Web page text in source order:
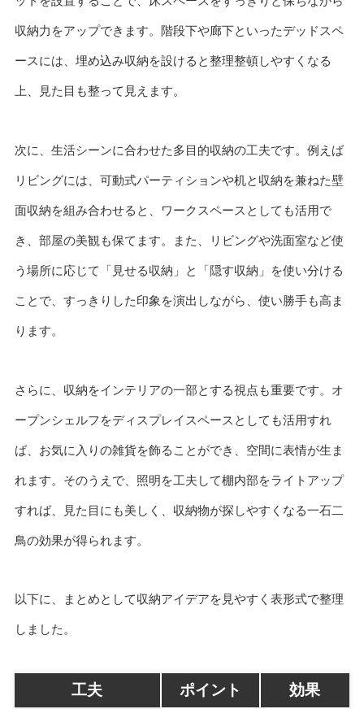
収納力をアップできます。階段下や廊下といったデッドスペ
ースには、埋め込み収納を設けると整理整頓しやすくなる
上、見た目も整って見えます。
次に、生活シーンに合わせた多目的収納の工夫です。例えば
リビングには、可動式パーティションや机と収納を兼ねた壁
面収納を組み合わせると、ワークスペースとしても活用で
き、部屋の美観も保てます。また、リビングや洗面室など使
う場所に応じて「見せる収納」と「隠す収納」を使い分ける
ことで、すっきりした印象を演出しながら、使い勝手も高ま
ります。
さらに、収納をインテリアの一部とする視点も重要です。オ
ープンシェルフをディスプレイスペースとしても活用すれ
ば、お気に入りの雑貨を飾ることができ、空間に表情が生ま
れます。そのうえで、照明を工夫して棚内部をライトアップ
すれば、見た目にも美しく、収納物が探しやすくなる一石二
鳥の効果が得られます。
以下に、まとめとして収納アイデアを見やすく表形式で整理
しました。
工夫 ポイント 効果